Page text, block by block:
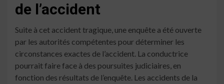
de l’accident
Suite à cet accident tragique, une enquête a été ouverte
par les autorités compétentes pour déterminer les
circonstances exactes de l’accident. La conductrice
pourrait faire face à des poursuites judiciaires, en
fonction des résultats de l’enquête. Les accidents de la